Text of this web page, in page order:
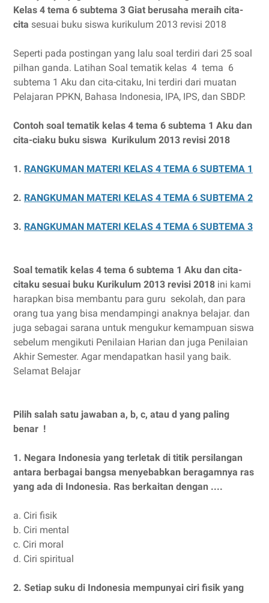
Kelas 4 tema 6 subtema 3 Giat berusaha meraih cita-
cita sesuai buku siswa kurikulum 2013 revisi 2018
Seperti pada postingan yang lalu soal terdiri dari 25 soal
pilhan ganda. Latihan Soal tematik kelas 4 tema 6
subtema 1 Aku dan cita-citaku, Ini terdiri dari muatan
Pelajaran PPKN, Bahasa Indonesia, IPA, IPS, dan SBDP.
Contoh soal tematik kelas 4 tema 6 subtema 1 Aku dan
cita-ciaku buku siswa Kurikulum 2013 revisi 2018
1. RANGKUMAN MATERI KELAS 4 TEMA 6 SUBTEMA 1
2. RANGKUMAN MATERI KELAS 4 TEMA 6 SUBTEMA 2
3. RANGKUMAN MATERI KELAS 4 TEMA 6 SUBTEMA 3
Soal tematik kelas 4 tema 6 subtema 1 Aku dan cita-
citaku sesuai buku Kurikulum 2013 revisi 2018 ini kami
harapkan bisa membantu para guru sekolah, dan para
orang tua yang bisa mendampingi anaknya belajar. dan
juga sebagai sarana untuk mengukur kemampuan siswa
sebelum mengikuti Penilaian Harian dan juga Penilaian
Akhir Semester. Agar mendapatkan hasil yang baik.
Selamat Belajar
Pilih salah satu jawaban a, b, c, atau d yang paling
benar !
1. Negara Indonesia yang terletak di titik persilangan
antara berbagai bangsa menyebabkan beragamnya ras
yang ada di Indonesia. Ras berkaitan dengan ....
a. Ciri fisik
b. Ciri mental
c. Ciri moral
d. Ciri spiritual
2. Setiap suku di Indonesia mempunyai ciri fisik yang